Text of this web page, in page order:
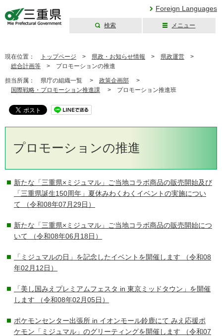
Foreign Languages
検索 メニュー
現在位置： トップページ > 県政・お知らせ情報 > 県政運営 >
総合計画等 > プロモーションの推進
担当所属： 県庁の組織一覧 > 政策企画部 >
国際戦略・プロモーション推進課 > プロモーション推進班
プロモーションの推進
新たな「三重県×ミジュマル」ご当地コラボ商品の販売開始及び
「三重県誕生150周年」夏休みわくわくイベントの実施につい
て （令和08年07月29日）
新たな「三重県×ミジュマル」ご当地コラボ商品の販売開始につ
いて （令和08年06月18日）
「ミジュマルの日」を記念したイベントを開催します （令和08
年02月12日）
「美し国みえプレミアムフェスタ in 東京ミッドタウン」を開催
します （令和08年02月05日）
ポケモンセンター出張所 in イオンモール鈴鹿にて みえ応援ポ
ケモン「ミジュマル」のグリーティングを開催します （令和07